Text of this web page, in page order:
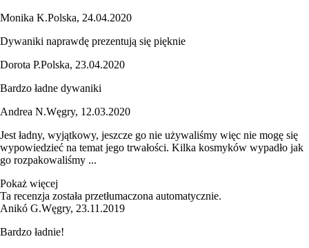
Monika K.Polska, 24.04.2020
Dywaniki naprawdę prezentują się pięknie
Dorota P.Polska, 23.04.2020
Bardzo ładne dywaniki
Andrea N.Węgry, 12.03.2020
Jest ładny, wyjątkowy, jeszcze go nie używaliśmy więc nie mogę się
wypowiedzieć na temat jego trwałości. Kilka kosmyków wypadło jak
go rozpakowaliśmy ...
Pokaż więcej
Ta recenzja została przetłumaczona automatycznie.
Anikó G.Węgry, 23.11.2019
Bardzo ładnie!